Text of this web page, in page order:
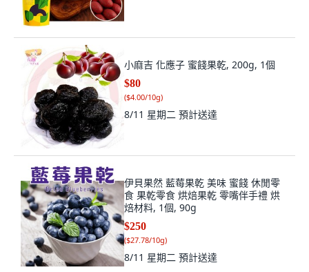
小麻吉 化應子 蜜餞果乾, 200g, 1個
$80
($4.00/10g)
8/11 星期二 預計送達
伊貝果然 藍莓果乾 美味 蜜餞 休閒零
食 果乾零食 烘焙果乾 零嘴伴手禮 烘
焙材料, 1個, 90g
$250
($27.78/10g)
8/11 星期二 預計送達